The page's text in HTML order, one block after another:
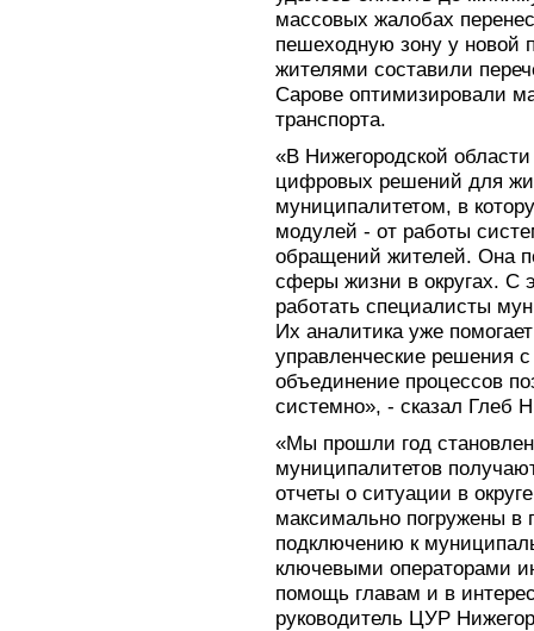
массовых жалобах
пешеходную зону у новой
жителями составили
Сарове оптимизировали
транспорта.
«В Нижегородской
цифровых решений для
муниципалитетом, в
модулей - от работы
обращений жителей. Она
сферы жизни в округах. С
работать специалисты
Их аналитика уже
управленческие решения
объединение процессов
системно», - сказал Глеб
«Мы прошли год
муниципалитетов
отчеты о ситуации в
максимально погружены в
подключению к
ключевыми операторами
помощь главам и в
руководитель ЦУР